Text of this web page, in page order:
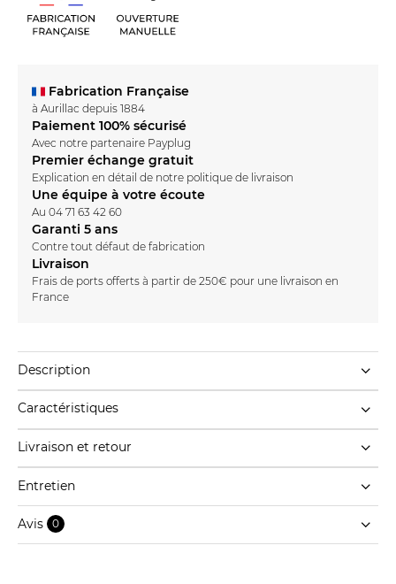
Fabrication Française
à Aurillac depuis 1884
Paiement 100% sécurisé
Avec notre partenaire Payplug
Premier échange gratuit
Explication en détail de notre politique de livraison
Une équipe à votre écoute
Au 04 71 63 42 60
Garanti 5 ans
Contre tout défaut de fabrication
Livraison
Frais de ports offerts à partir de 250€ pour une livraison en
France
Description
Caractéristiques
Livraison et retour
Entretien
Avis 0